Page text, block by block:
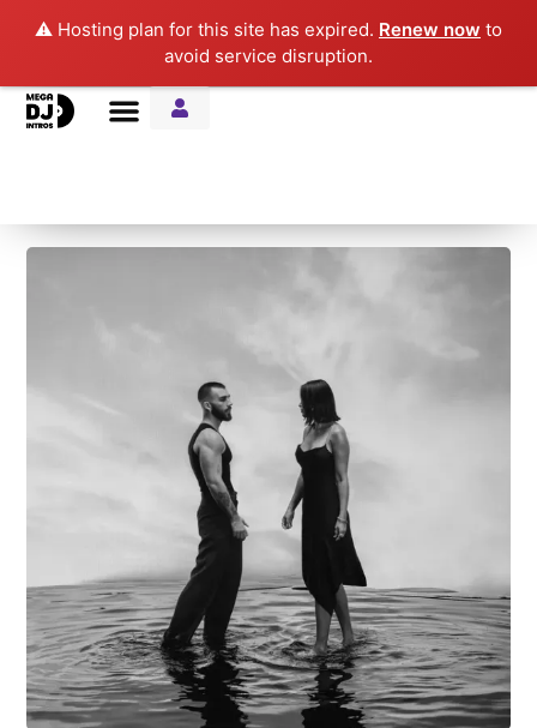
⚠️ Hosting plan for this site has expired. Renew now to
avoid service disruption.